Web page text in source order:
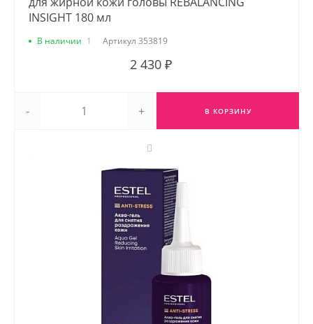
INSIGHT 180 мл
В наличии 1 Артикул 353819
2 430 ₽
- + В КОРЗИНУ